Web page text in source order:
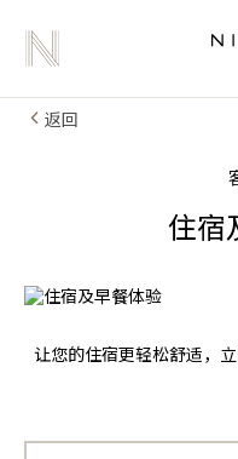
返回
住宿
让您的住宿更轻松舒适，